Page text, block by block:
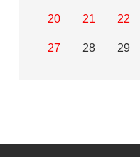
20 21 22
27 28 29